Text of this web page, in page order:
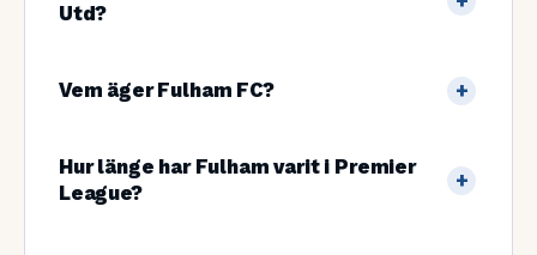
Utd?
Vem äger Fulham FC?
Hur länge har Fulham varit i Premier
League?